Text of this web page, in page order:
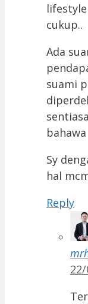
cukup..
Ada
suami
Sy
hal
Reply